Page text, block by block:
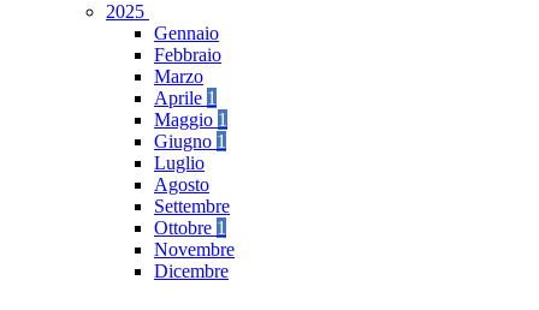
2025
Gennaio
Febbraio
Marzo
Aprile 1
Maggio 1
Giugno 1
Luglio
Agosto
Settembre
Ottobre 1
Novembre
Dicembre